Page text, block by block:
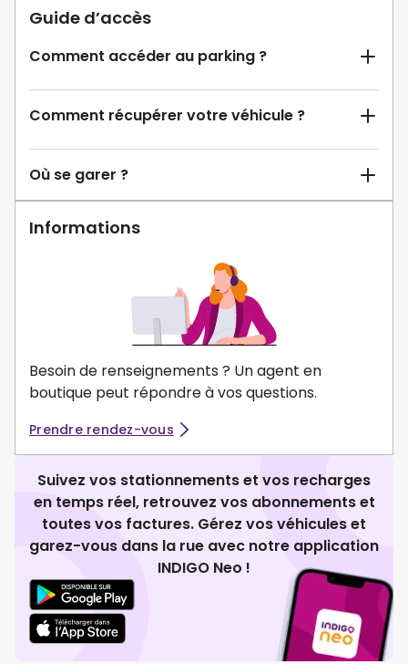
Guide d’accès
Comment accéder au parking ?
Comment récupérer votre véhicule ?
Où se garer ?
Informations
Besoin de renseignements ? Un agent en
boutique peut répondre à vos questions.
Prendre rendez-vous
Suivez vos stationnements et vos recharges
en temps réel, retrouvez vos abonnements et
toutes vos factures. Gérez vos véhicules et
garez-vous dans la rue avec notre application
INDIGO Neo !